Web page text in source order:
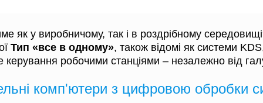
як у виробничому, так і в роздрібному
Тип «все в одному», також відомі як системи
керування робочими станціями – незалежно від
комп'ютери з цифровою обробки